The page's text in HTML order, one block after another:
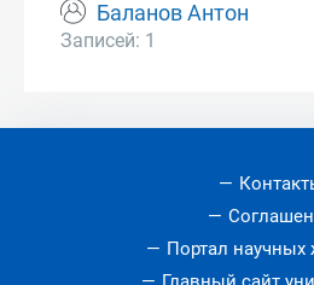
Баланов Антон
Записей: 1
Портал научных